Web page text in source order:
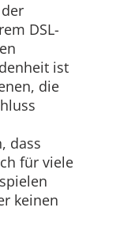
DSL-
ist
die
dass
für viele
keinen